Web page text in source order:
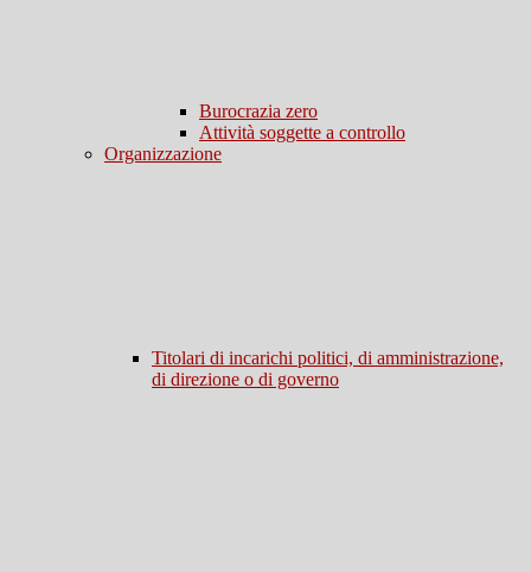
Burocrazia zero
Attività soggette a controllo
Organizzazione
Titolari di incarichi politici, di amministrazione,
di direzione o di governo